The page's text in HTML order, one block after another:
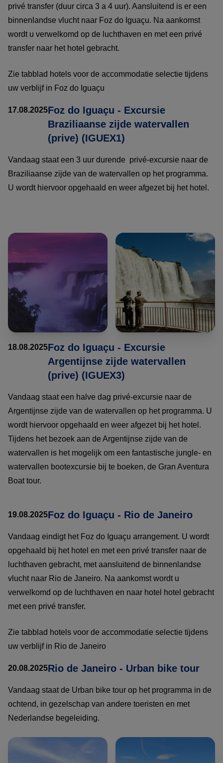
privé transfer (duur circa 3 a 4 uur). Aansluitend is er een
binnenlandse vlucht naar Foz do Iguaçu. Na aankomst
wordt u verwelkomd op de luchthaven en met een privé
transfer naar het hotel gebracht.
Zie tabblad hotels voor de accommodatie selectie tijdens
uw verblijf in Foz do Iguaçu
17.08.2025Foz do Iguaçu - Excursie
Braziliaanse zijde watervallen
(prive) (IGUEX1)
Vandaag staat een 3 uur durende privé-excursie naar de
Braziliaanse zijde van de watervallen op het programma.
U wordt hiervoor opgehaald en weer afgezet bij het hotel.
18.08.2025Foz do Iguaçu - Excursie
Argentijnse zijde watervallen
(prive) (IGUEX3)
Vandaag staat een halve dag privé-excursie naar de
Argentijnse zijde van de watervallen op het programma. U
wordt hiervoor opgehaald en weer afgezet bij het hotel.
Tijdens het bezoek aan de Argentijnse zijde van de
watervallen is het mogelijk om een fantastische jungle- en
watervallen bootexcursie bij te boeken, de Gran Aventura
Boat tour.
19.08.2025Foz do Iguaçu - Rio de Janeiro
Vandaag eindigt het Foz do Iguaçu arrangement. U wordt
opgehaald bij het hotel en met een privé transfer naar de
luchthaven gebracht, met aansluitend de binnenlandse
vlucht naar Rio de Janeiro. Na aankomst wordt u
verwelkomd op de luchthaven en naar hotel hotel gebracht
met een privé transfer.
Zie tabblad hotels voor de accommodatie selectie tijdens
uw verblijf in Rio de Janeiro
20.08.2025Rio de Janeiro - Urban bike tour
Vandaag staat de Urban bike tour op het programma in de
ochtend, in gezelschap van andere toeristen en met
Nederlandse begeleiding.